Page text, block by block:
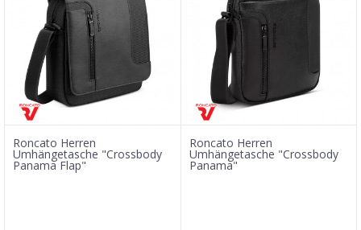
Roncato Herren
Umhängetasche "Crossbody
Panama Flap"
Roncato Herren
Umhängetasche "Crossbody
Panama"